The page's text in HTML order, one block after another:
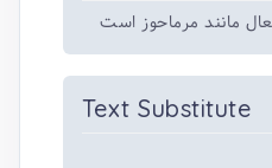
مانند مرماحوز است
Text Substitute